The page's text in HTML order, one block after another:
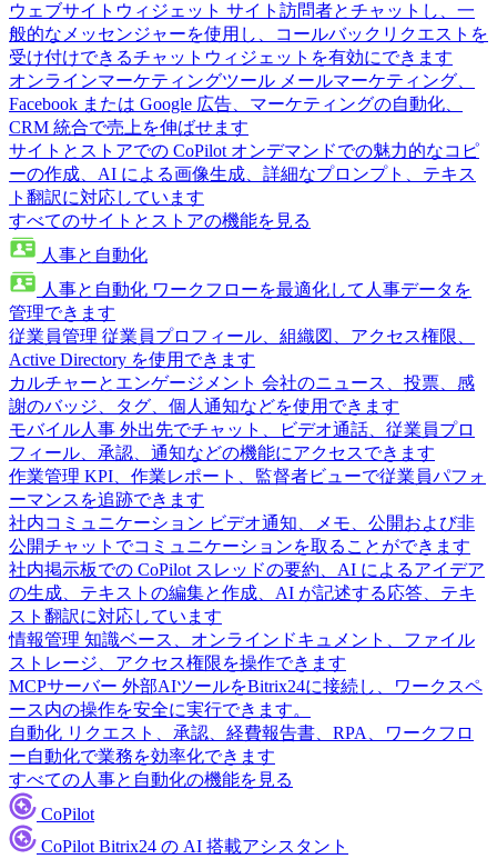
ウェブサイトウィジェット サイト訪問者とチャットし、一
般的なメッセンジャーを使用し、コールバックリクエストを
受け付けできるチャットウィジェットを有効にできます
オンラインマーケティングツール メールマーケティング、
Facebook または Google 広告、マーケティングの自動化、
CRM 統合で売上を伸ばせます
サイトとストアでの CoPilot オンデマンドでの魅力的なコピ
ーの作成、AI による画像生成、詳細なプロンプト、テキス
ト翻訳に対応しています
すべてのサイトとストアの機能を見る
人事と自動化
人事と自動化 ワークフローを最適化して人事データを
管理できます
従業員管理 従業員プロフィール、組織図、アクセス権限、
Active Directory を使用できます
カルチャーとエンゲージメント 会社のニュース、投票、感
謝のバッジ、タグ、個人通知などを使用できます
モバイル人事 外出先でチャット、ビデオ通話、従業員プロ
フィール、承認、通知などの機能にアクセスできます
作業管理 KPI、作業レポート、監督者ビューで従業員パフォ
ーマンスを追跡できます
社内コミュニケーション ビデオ通知、メモ、公開および非
公開チャットでコミュニケーションを取ることができます
社内掲示板での CoPilot スレッドの要約、AI によるアイデア
の生成、テキストの編集と作成、AI が記述する応答、テキ
スト翻訳に対応しています
情報管理 知識ベース、オンラインドキュメント、ファイル
ストレージ、アクセス権限を操作できます
MCPサーバー 外部AIツールをBitrix24に接続し、ワークスペ
ース内の操作を安全に実行できます。
自動化 リクエスト、承認、経費報告書、RPA、ワークフロ
ー自動化で業務を効率化できます
すべての人事と自動化の機能を見る
CoPilot
CoPilot Bitrix24 の AI 搭載アシスタント